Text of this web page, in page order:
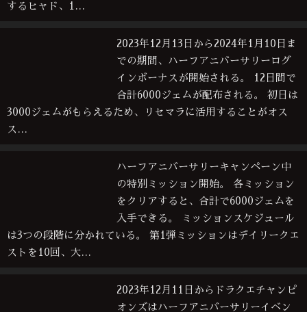
するヒャド、1…
2023年12月13日から2024年1月10日ま
での期間、ハーフアニバーサリーログ
インボーナスが開始される。 12日間で
合計6000ジェムが配布される。 初日は
3000ジェムがもらえるため、リセマラに活用することがオス
ス…
ハーフアニバーサリーキャンペーン中
の特別ミッション開始。 各ミッション
をクリアすると、合計で6000ジェムを
入手できる。 ミッションスケジュール
は3つの段階に分かれている。 第1弾ミッションはデイリークエ
ストを10回、大…
2023年12月11日からドラクエチャンピ
オンズはハーフアニバーサリーイベン